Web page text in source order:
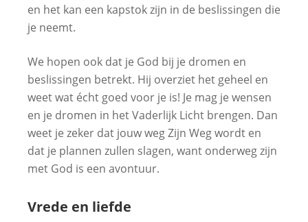
en het kan een kapstok zijn in de beslissingen die
je neemt.
We hopen ook dat je God bij je dromen en
beslissingen betrekt. Hij overziet het geheel en
weet wat écht goed voor je is! Je mag je wensen
en je dromen in het Vaderlijk Licht brengen. Dan
weet je zeker dat jouw weg Zijn Weg wordt en
dat je plannen zullen slagen, want onderweg zijn
met God is een avontuur.
Vrede en liefde